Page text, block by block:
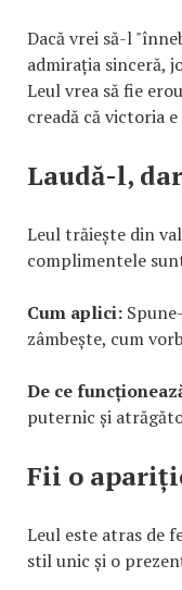
Dacă vrei să-l
admirația sinceră,
Leul vrea să fie
creadă că victoria
Laudă-l,
Leul trăiește din
complimentele
Cum aplici:
zâmbește, cum
De ce
puternic și
Fii o
Leul este atras de
stil unic și o